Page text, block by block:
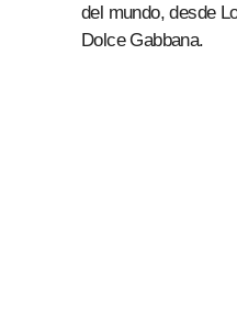
del mundo, desde
Dolce Gabbana.